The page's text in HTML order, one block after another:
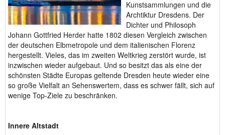
Kunstsammlungen und die
Archtiktur Dresdens. Der
Dichter und Philosoph
Johann Gottfried Herder hatte 1802 diesen Vergleich zwischen
der deutschen Elbmetropole und dem italienischen Florenz
hergestellt. Vieles, das im zweiten Weltkrieg zerstört wurde, ist
inzwischen wieder aufgebaut. Und so besitzt das als eine der
schönsten Städte Europas geltende Dresden heute wieder eine
so große Vielfalt an Sehenswertem, dass es schwer fällt, sich auf
wenige Top-Ziele zu beschränken.
Innere Altstadt